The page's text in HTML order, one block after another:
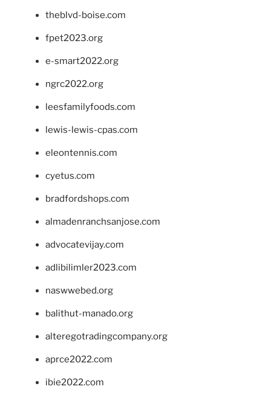
theblvd-boise.com
fpet2023.org
e-smart2022.org
ngrc2022.org
leesfamilyfoods.com
lewis-lewis-cpas.com
eleontennis.com
cyetus.com
bradfordshops.com
almadenranchsanjose.com
advocatevijay.com
adlibilimler2023.com
naswwebed.org
balithut-manado.org
alteregotradingcompany.org
aprce2022.com
ibie2022.com